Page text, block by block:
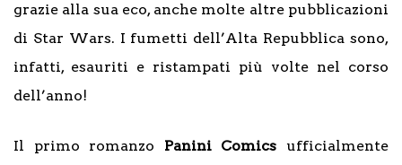
grazie alla sua eco, anche molte altre pubblicazioni
di Star Wars. I fumetti dell’Alta Repubblica sono,
infatti, esauriti e ristampati più volte nel corso
dell’anno!
Il primo romanzo Panini Comics ufficialmente